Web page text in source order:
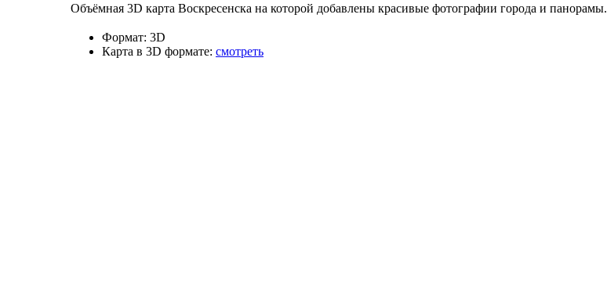
Объёмная 3D карта Воскресенска на которой добавлены красивые фотографии города и панорамы.
Формат: 3D
Карта в 3D формате: смотреть